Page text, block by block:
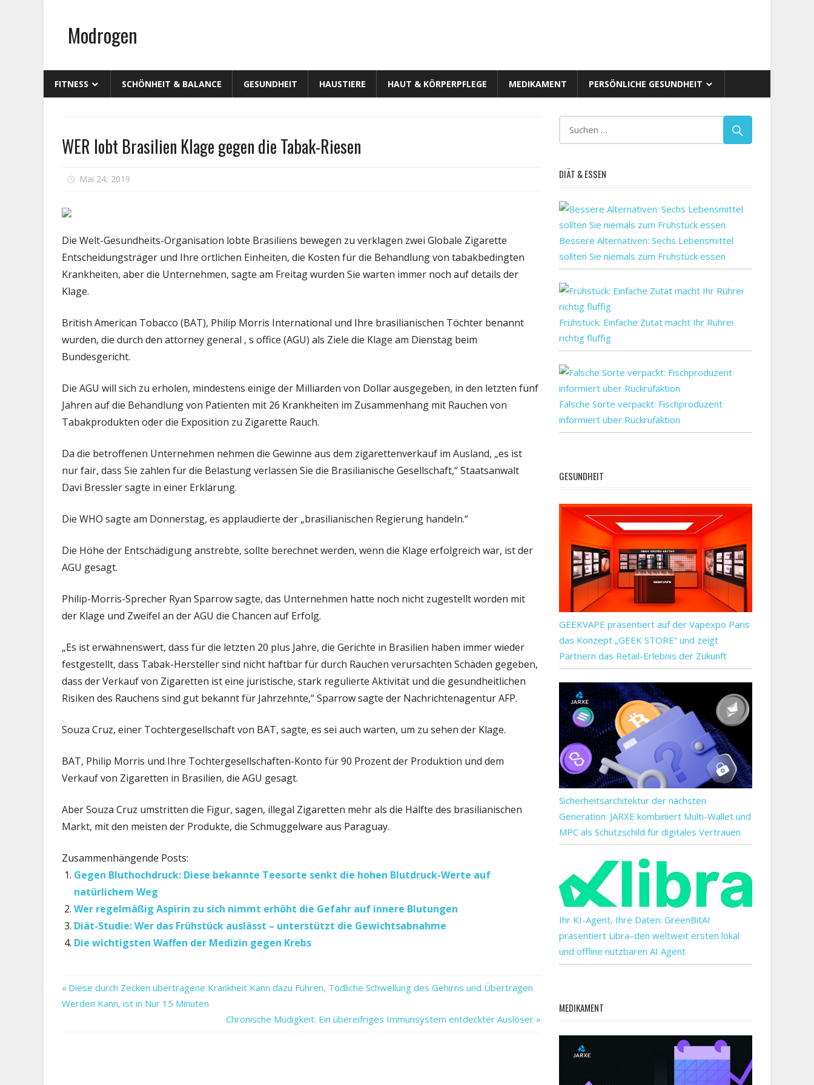
springenModrogen
FITNESS SCHÖNHEIT & BALANCE GESUNDHEIT HAUSTIERE HAUT & KÖRPERPFLEGE MEDIKAMENT PERSÖNLICHE GESUNDHEIT
WER lobt Brasilien Klage gegen die Tabak-Riesen
Mai 24, 2019
Klage
gegen
Tabak-
Die Welt-Gesundheits-Organisation lobte Brasiliens bewegen zu verklagen zwei Globale Zigarette
Entscheidungsträger und Ihre örtlichen Einheiten, die Kosten für die Behandlung von tabakbedingten
Krankheiten, aber die Unternehmen, sagte am Freitag wurden Sie warten immer noch auf details der
Klage.
British American Tobacco (BAT), Philip Morris International und Ihre brasilianischen Töchter benannt
wurden, die durch den attorney general ‚ s office (AGU) als Ziele die Klage am Dienstag beim
Bundesgericht.
Die AGU will sich zu erholen, mindestens einige der Milliarden von Dollar ausgegeben, in den letzten fünf
Jahren auf die Behandlung von Patienten mit 26 Krankheiten im Zusammenhang mit Rauchen von
Tabakprodukten oder die Exposition zu Zigarette Rauch.
Da die betroffenen Unternehmen nehmen die Gewinne aus dem zigarettenverkauf im Ausland, „es ist
nur fair, dass Sie zahlen für die Belastung verlassen Sie die Brasilianische Gesellschaft,“ Staatsanwalt
Davi Bressler sagte in einer Erklärung.
Die WHO sagte am Donnerstag, es applaudierte der „brasilianischen Regierung handeln.“
Die Höhe der Entschädigung anstrebte, sollte berechnet werden, wenn die Klage erfolgreich war, ist der
AGU gesagt.
Philip-Morris-Sprecher Ryan Sparrow sagte, das Unternehmen hatte noch nicht zugestellt worden mit
der Klage und Zweifel an der AGU die Chancen auf Erfolg.
„Es ist erwähnenswert, dass für die letzten 20 plus Jahre, die Gerichte in Brasilien haben immer wieder
festgestellt, dass Tabak-Hersteller sind nicht haftbar für durch Rauchen verursachten Schäden gegeben,
dass der Verkauf von Zigaretten ist eine juristische, stark regulierte Aktivität und die gesundheitlichen
Risiken des Rauchens sind gut bekannt für Jahrzehnte,“ Sparrow sagte der Nachrichtenagentur AFP.
Souza Cruz, einer Tochtergesellschaft von BAT, sagte, es sei auch warten, um zu sehen der Klage.
BAT, Philip Morris und Ihre Tochtergesellschaften-Konto für 90 Prozent der Produktion und dem
Verkauf von Zigaretten in Brasilien, die AGU gesagt.
Aber Souza Cruz umstritten die Figur, sagen, illegal Zigaretten mehr als die Hälfte des brasilianischen
Markt, mit den meisten der Produkte, die Schmuggelware aus Paraguay.
Zusammenhängende Posts:
Gegen Bluthochdruck: Diese bekannte Teesorte senkt die hohen Blutdruck-Werte auf
natürlichem Weg
Wer regelmäßig Aspirin zu sich nimmt erhöht die Gefahr auf innere Blutungen
Diät-Studie: Wer das Frühstück auslässt – unterstützt die Gewichtsabnahme
Die wichtigsten Waffen der Medizin gegen Krebs
die
Beitragsnavigation
Vorheriger
Beitrag:
Diese durch Zecken übertragene Krankheit Kann dazu Führen, Tödliche Schwellung des Gehirns und Übertragen
Werden Kann, ist in Nur 15 Minuten
Nächster
Chronische Müdigkeit: Ein übereifriges Immunsystem entdeckter Auslöser
DIÄT & ESSEN
Bessere Alternativen: Sechs Lebensmittel
sollten Sie niemals zum Frühstück essen
Frühstück: Einfache Zutat macht Ihr Rührei
richtig fluffig
Falsche Sorte verpackt: Fischproduzent
informiert über Rückrufaktion
GESUNDHEIT
GEEKVAPE präsentiert auf der Vapexpo Paris
das Konzept „GEEK STORE“ und zeigt
Partnern das Retail-Erlebnis der Zukunft
Sicherheitsarchitektur der nächsten
Generation: JARXE kombiniert Multi-Wallet und
MPC als Schutzschild für digitales Vertrauen
Ihr KI-Agent, Ihre Daten: GreenBitAI
präsentiert Libra–den weltweit ersten lokal
und offline nutzbaren AI Agent
MEDIKAMENT